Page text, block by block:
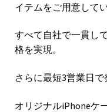
イテムをご用意してい
すべて自社で一貫し
格を実現。
さらに最短3営業日で
オリジナルiPhoneケ